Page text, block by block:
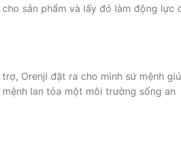
sản phẩm và lấy đó làm động lực
Orenji đặt ra cho mình sứ mệnh
lan tỏa một môi trường sống an